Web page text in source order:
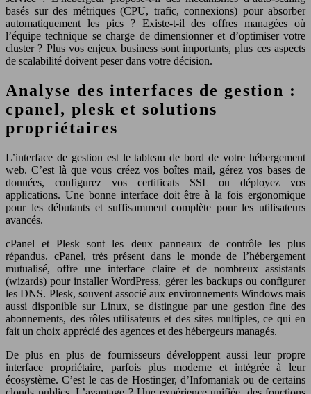
basés sur des métriques (CPU, trafic, connexions) pour absorber
automatiquement les pics ? Existe‑t‑il des offres managées où
l’équipe technique se charge de dimensionner et d’optimiser votre
cluster ? Plus vos enjeux business sont importants, plus ces aspects
de scalabilité doivent peser dans votre décision.
Analyse des interfaces de gestion :
cpanel, plesk et solutions
propriétaires
L’interface de gestion est le tableau de bord de votre hébergement
web. C’est là que vous créez vos boîtes mail, gérez vos bases de
données, configurez vos certificats SSL ou déployez vos
applications. Une bonne interface doit être à la fois ergonomique
pour les débutants et suffisamment complète pour les utilisateurs
avancés.
cPanel et Plesk sont les deux panneaux de contrôle les plus
répandus. cPanel, très présent dans le monde de l’hébergement
mutualisé, offre une interface claire et de nombreux assistants
(wizards) pour installer WordPress, gérer les backups ou configurer
les DNS. Plesk, souvent associé aux environnements Windows mais
aussi disponible sur Linux, se distingue par une gestion fine des
abonnements, des rôles utilisateurs et des sites multiples, ce qui en
fait un choix apprécié des agences et des hébergeurs managés.
De plus en plus de fournisseurs développent aussi leur propre
interface propriétaire, parfois plus moderne et intégrée à leur
écosystème. C’est le cas de Hostinger, d’Infomaniak ou de certains